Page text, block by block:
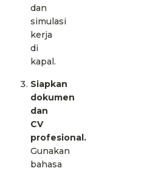
dan
simulasi
kerja
di
kapal.
Siapkan
dokumen
dan
CV
profesional.
Gunakan
bahasa